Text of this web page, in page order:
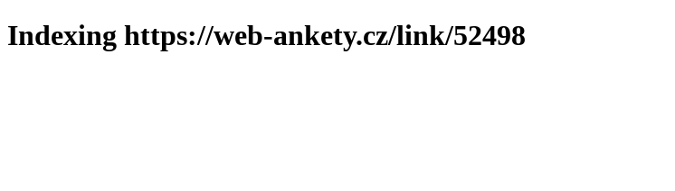
Indexing https://web-ankety.cz/link/52498